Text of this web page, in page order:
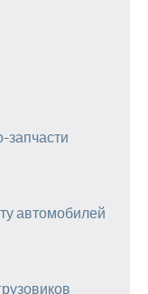
запчасти
автомобилей